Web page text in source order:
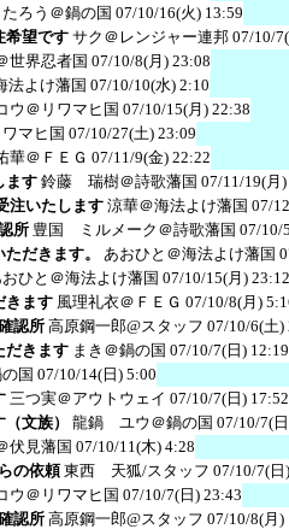
ろう＠鍋の国 07/10/16(火) 13:59
希望です サク＠レンジャー連邦 07/10/
世界忍者国 07/10/8(月) 23:08
法よけ藩国 07/10/10(水) 2:10
ウ＠リワマヒ国 07/10/15(月) 22:38
マヒ国 07/10/27(土) 23:09
華＠ＦＥＧ 07/11/9(金) 22:22
ます 鈴藤 瑞樹＠詩歌藩国 07/11/19(月
注いたします 涼華＠海法よけ藩国 07/
所 豊国 ミルメーク＠詩歌藩国 07/10/
だきます。
あおひと＠海法よけ藩国
おひと＠海法よけ藩国 07/10/15(月) 23:12
きます 風理礼衣＠ＦＥＧ 07/10/8(月)
認所 高原鋼一郎@スタッフ 07/10/6(土)
だきます まき＠鍋の国 07/10/7(日) 12:19
国 07/10/14(日) 5:00
三つ実＠アウトウェイ 07/10/7(日) 17:52
文族）
龍鍋 ユウ＠鍋の国 07/10/7(
伏見藩国 07/10/11(木) 4:28
の依頼 東西 天狐/スタッフ 07/10/7(日
ウ＠リワマヒ国 07/10/7(日) 23:43
認所 高原鋼一郎@スタッフ 07/10/8(月)